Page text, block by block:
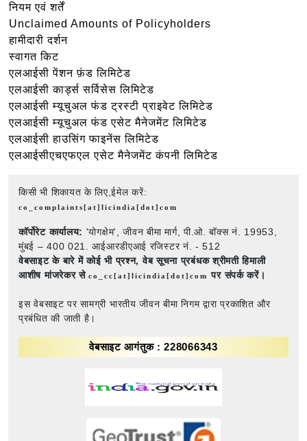
नियम एवं शर्तें
Unclaimed Amounts of Policyholders
हामीदारी दर्शन
स्वागत किट
एलआईसी पेंशन फ़ंड लिमिटेड
एलआईसी कार्ड्स सर्विसेस लिमिटेड
एलआईसी म्यूचुअल फंड ट्रस्टी प्राइवेट लिमिटेड
एलआईसी म्यूचुअल फंड एसेट मैनेजमेंट लिमिटेड
एलआईसी हाउसिंग फाइनेंस लिमिटेड
एलआईसीएचएफएल एसेट मैनेजमेंट कंपनी लिमिटेड
किसी भी शिकायत के लिए,ईमेल करें:
co_complaints[at]licindia[dot]com
कॉर्पोरेट कार्यालय: 'योगक्षेम', जीवन बीमा मार्ग, पी.ओ. बॉक्स नं. 19953,
मुंबई – 400 021. आईआरडीएआई रजिस्टर नं. - 512
वेबसाइट के बारे में कोई भी प्रश्न, वेब सूचना प्रबंधक श्रीमती हिमाली
आशीष मांजरेकर सेco_cc[at]licindia[dot]comपर संपर्क करें।
इस वेबसाइट पर सामग्री भारतीय जीवन बीमा निगम द्वारा प्रकाशित और
प्रबंधित की जाती है।
वेबसाइट आगंतुक : 228066343